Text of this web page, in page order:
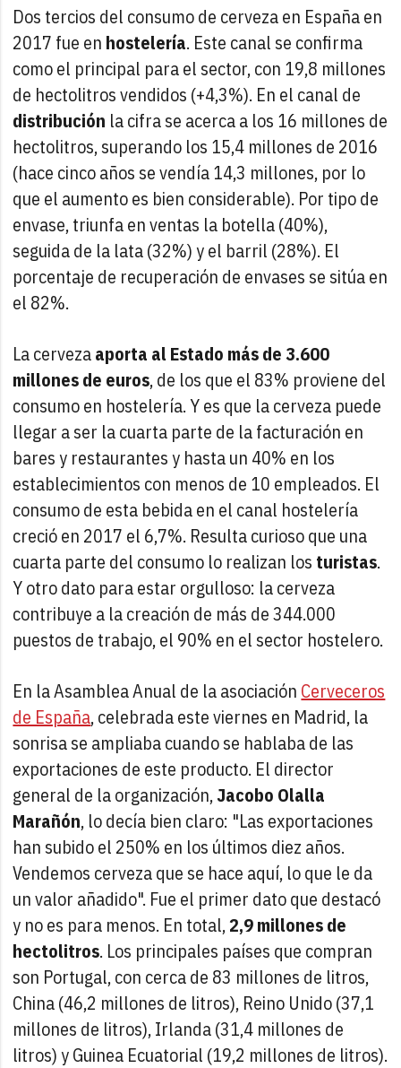
Dos tercios del consumo de cerveza en España en
2017 fue en hostelería. Este canal se confirma
como el principal para el sector, con 19,8 millones
de hectolitros vendidos (+4,3%). En el canal de
distribución la cifra se acerca a los 16 millones de
hectolitros, superando los 15,4 millones de 2016
(hace cinco años se vendía 14,3 millones, por lo
que el aumento es bien considerable). Por tipo de
envase, triunfa en ventas la botella (40%),
seguida de la lata (32%) y el barril (28%). El
porcentaje de recuperación de envases se sitúa en
el 82%.
La cervezaaporta al Estado más de 3.600
millones de euros, de los que el 83% proviene del
consumo en hostelería. Y es que la cerveza puede
llegar a ser la cuarta parte de la facturación en
bares y restaurantes y hasta un 40% en los
establecimientos con menos de 10 empleados. El
consumo de esta bebida en el canal hostelería
creció en 2017 el 6,7%. Resulta curioso que una
cuarta parte del consumo lo realizan los turistas.
Y otro dato para estar orgulloso: la cerveza
contribuye a la creación de más de 344.000
puestos de trabajo, el 90% en el sector hostelero.
En la Asamblea Anual de la asociación Cerveceros
de España, celebrada este viernes en Madrid, la
sonrisa se ampliaba cuando se hablaba de las
exportaciones de este producto. El director
general de la organización,Jacobo Olalla
Marañón, lo decía bien claro: "Las exportaciones
han subido el 250% en los últimos diez años.
Vendemos cerveza que se hace aquí, lo que le da
un valor añadido". Fue el primer dato que destacó
y no es para menos. En total,2,9 millones de
hectolitros. Los principales países que compran
son Portugal, con cerca de 83 millones de litros,
China (46,2 millones de litros), Reino Unido (37,1
millones de litros), Irlanda (31,4 millones de
litros) y Guinea Ecuatorial (19,2 millones de litros).